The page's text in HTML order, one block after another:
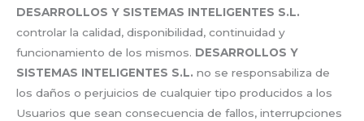
DESARROLLOS Y SISTEMAS INTELIGENTES S.L.
controlar la calidad, disponibilidad, continuidad y
funcionamiento de los mismos. DESARROLLOS Y
SISTEMAS INTELIGENTES S.L. no se responsabiliza de
los daños o perjuicios de cualquier tipo producidos a los
Usuarios que sean consecuencia de fallos, interrupciones